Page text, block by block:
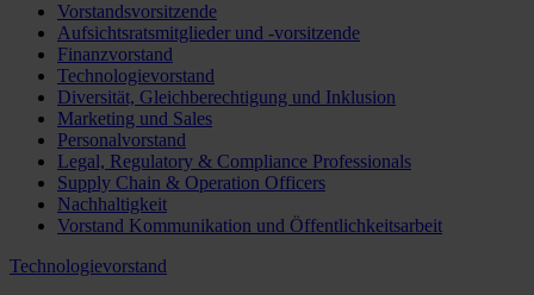
Vorstandsvorsitzende
Aufsichtsratsmitglieder und -vorsitzende
Finanzvorstand
Technologievorstand
Diversität, Gleichberechtigung und Inklusion
Marketing und Sales
Personalvorstand
Legal, Regulatory & Compliance Professionals
Supply Chain & Operation Officers
Nachhaltigkeit
Vorstand Kommunikation und Öffentlichkeitsarbeit
Technologievorstand